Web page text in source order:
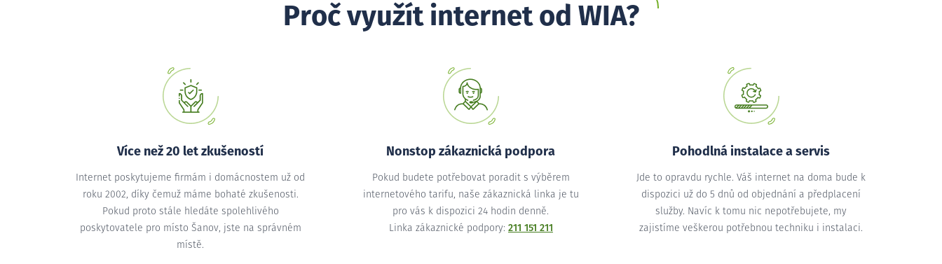
Proč využít internet od WIA?
Více než 20 let zkušeností
Internet poskytujeme firmám i domácnostem už od
roku 2002, díky čemuž máme bohaté zkušenosti.
Pokud proto stále hledáte spolehlivého
poskytovatele pro místo Šanov, jste na správném
místě.
Nonstop zákaznická podpora
Pokud budete potřebovat poradit s výběrem
internetového tarifu, naše zákaznická linka je tu
pro vás k dispozici 24 hodin denně.
Linka zákaznické podpory: 211 151 211
Pohodlná instalace a servis
Jde to opravdu rychle. Váš internet na doma bude k
dispozici už do 5 dnů od objednání a předplacení
služby. Navíc k tomu nic nepotřebujete, my
zajistíme veškerou potřebnou techniku i instalaci.